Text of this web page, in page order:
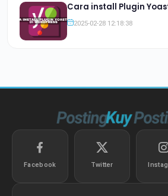
Cara install Plugin
2025-02-28 12:18:38
Facebook Twitter